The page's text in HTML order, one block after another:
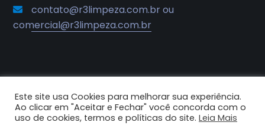
contato@r3limpeza.com.br ou
comercial@r3limpeza.com.br
2025© R3 Soluções e Sistemas de
Higiene e Limpeza. Todos os
direitos reservados.
Este site usa Cookies para melhorar sua experiência.
Ao clicar em "Aceitar e Fechar" você concorda com o
uso de cookies, termos e políticas do site. Leia Mais